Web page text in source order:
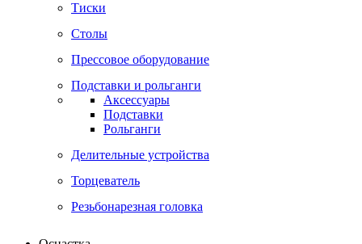
Тиски
Столы
Прессовое оборудование
Подставки и рольганги
Аксессуары
Подставки
Рольганги
Делительные устройства
Торцеватель
Резьбонарезная головка